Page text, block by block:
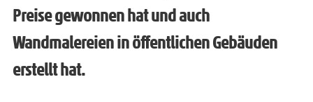
ö
Preise gewonnen hat und auch
Wandmalereien in öffentlichen Gebäuden
erstellt hat.